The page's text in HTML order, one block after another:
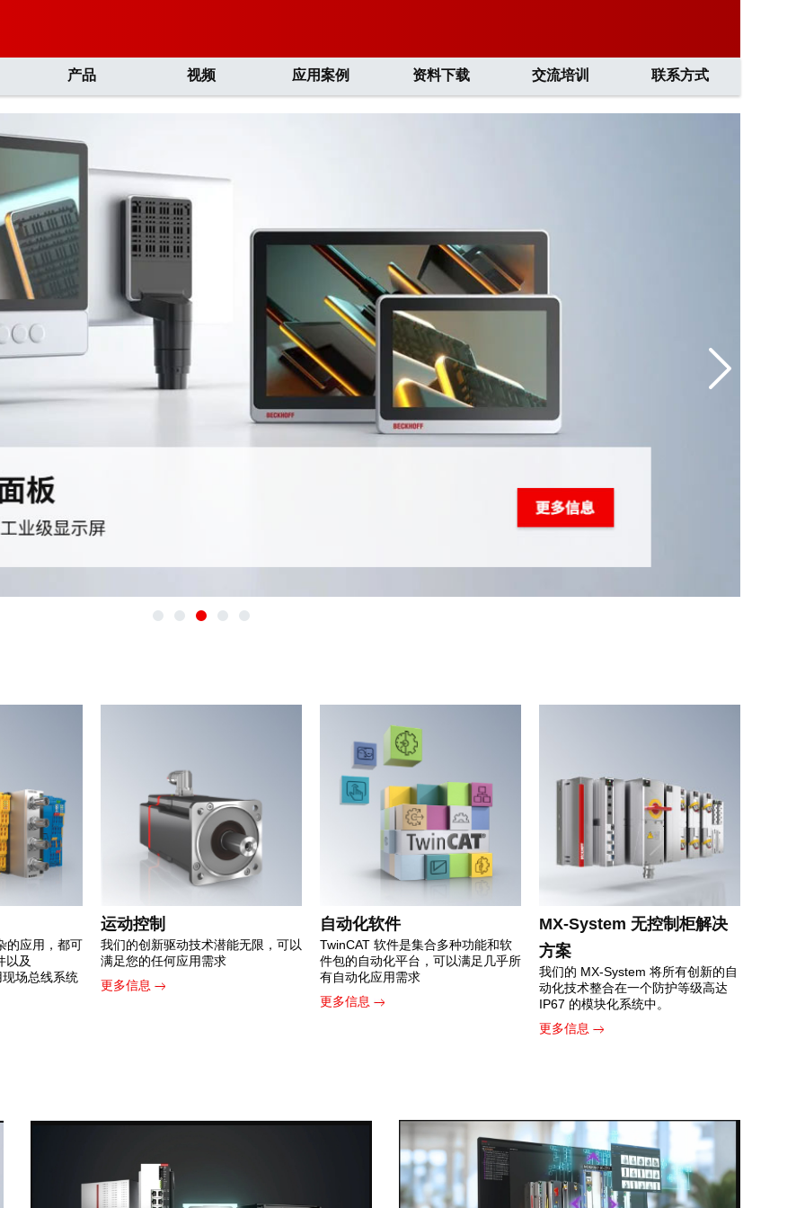
产品 视频 应用案例 资料下载 交流培训 联系方式
的应用，都可
以及
场总线系统
运动控制
我们的创新驱动技术潜能无限，可以
满足您的任何应用需求
更多信息
自动化软件
TwinCAT 软件是集合多种功能和软
件包的自动化平台，可以满足几乎所
有自动化应用需求
更多信息
MX-System 无控制柜解决
方案
我们的 MX-System 将所有创新的自
动化技术整合在一个防护等级高达
IP67 的模块化系统中。
更多信息